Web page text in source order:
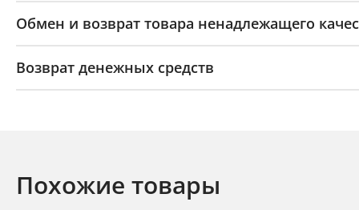
Обмен и возврат товара ненадлежащего
Возврат денежных средств
Похожие товары